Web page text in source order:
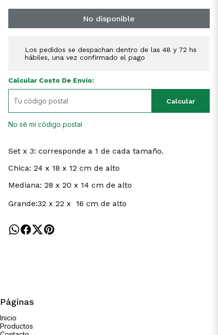
No disponible
Los pedidos se despachan dentro de las 48 y 72 hs
hábiles, una vez confirmado el pago
Calcular Costo De Envío:
Calcular
No sé mi código postal
Set x 3: corresponde a 1 de cada tamaño.
Chica: 24 x 18 x 12 cm de alto
Mediana: 28 x 20 x 14 cm de alto
Grande:32 x 22 x 16 cm de alto
Páginas
Inicio
Productos